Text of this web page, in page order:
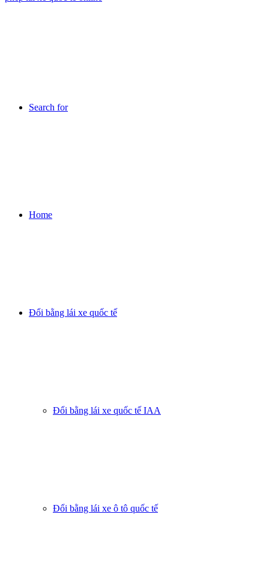
Search for
Home
Đổi bằng lái xe quốc tế
Đổi bằng lái xe quốc tế IAA
Đổi bằng lái xe ô tô quốc tế